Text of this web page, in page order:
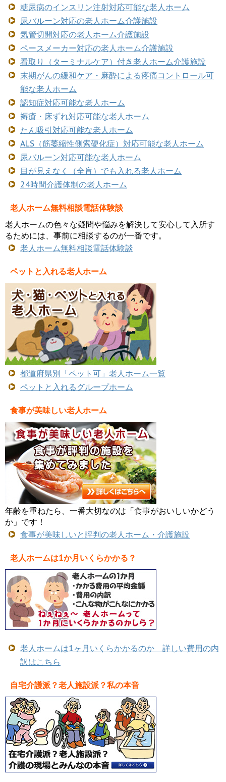
糖尿病のインスリン注射対応可能な老人ホーム
尿バルーン対応の老人ホーム介護施設
気管切開対応の老人ホーム介護施設
ペースメーカー対応の老人ホーム介護施設
看取り（ターミナルケア）付き老人ホーム介護施設
末期がんの緩和ケア・麻酔による疼痛コントロール可
能な老人ホーム
認知症対応可能な老人ホーム
褥瘡・床ずれ対応可能な老人ホーム
たん吸引対応可能な老人ホーム
ALS（筋萎縮性側索硬化症）対応可能な老人ホーム
尿バルーン対応可能な老人ホーム
目が見えなく（全盲）でも入れる老人ホーム
24時間介護体制の老人ホーム
老人ホーム無料相談電話体験談
老人ホームの色々な疑問や悩みを解決して安心して入所す
るためには、事前に相談するのが一番です。
老人ホーム無料相談電話体験談
ペットと入れる老人ホーム
都道府県別「ペット可」老人ホーム一覧
ペットと入れるグループホーム
食事が美味しい老人ホーム
年齢を重ねたら、一番大切なのは「食事がおいしいかどう
か」です！
食事が美味しいと評判の老人ホーム・介護施設
老人ホームは1か月いくらかかる？
老人ホームは1ヶ月いくらかかるのか 詳しい費用の内
訳はこちら
自宅介護派？老人施設派？私の本音